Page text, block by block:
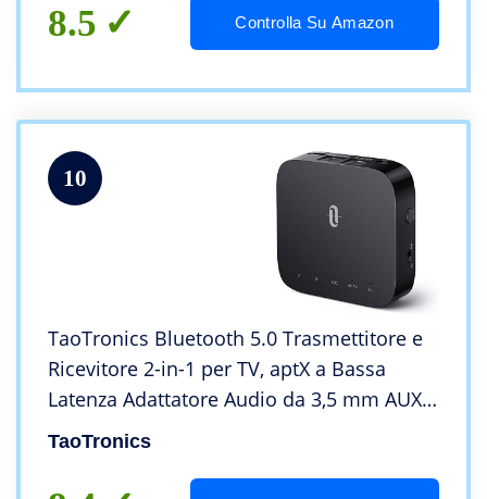
8.5 Controlla Su Amazon
10
TaoTronics Bluetooth 5.0 Trasmettitore e
Ricevitore 2-in-1 per TV, aptX a Bassa
Latenza Adattatore Audio da 3,5 mm AUX,
SPDIF in/out, Doppio Collegamento, 24
TaoTronics